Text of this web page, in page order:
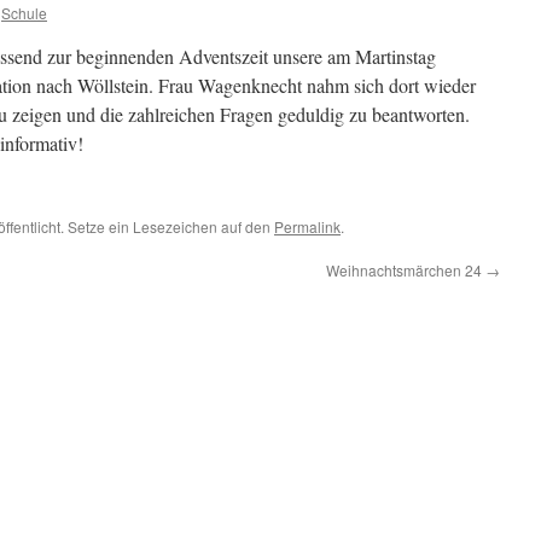
Schule
zur beginnenden Adventszeit unsere am Martinstag
nach Wöllstein. Frau Wagenknecht nahm sich dort wieder
und die zahlreichen Fragen geduldig zu beantworten.
Setze ein Lesezeichen auf den Permalink.
Weihnachtsmärchen 24 →